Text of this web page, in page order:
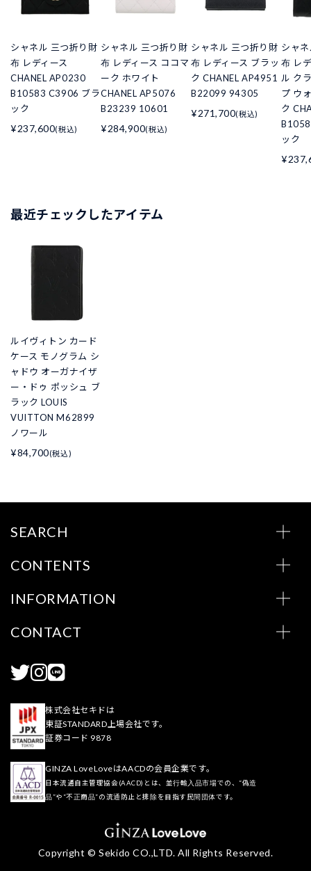
シャネル 三つ折り財
布 レディース
CHANEL AP0230
B10583 C3906 ブラ
ック
¥237,600(税込)
シャネル 三つ折り財
布 レディース ココマ
ーク ホワイト
CHANEL AP5076
B23239 10601
¥284,900(税込)
シャネル 三つ折り財
布 レディース ブラッ
ク CHANEL AP4951
B22099 94305
¥271,700(税込)
シャ
布 レ
ル ク
プ ウ
ク
ック
最近チェックしたアイテム
ルイヴィトン カード
ケース モノグラム シ
ャドウ オーガナイザ
ー・ドゥ ポッシュ ブ
ラック LOUIS
VUITTON M62899
ノワール
¥84,700(税込)
SEARCH
CONTENTS
INFORMATION
CONTACT
株式会社セキドは
東証STANDARD上場会社です。
証券コード 9878
GINZA LoveLoveはAACDの会員企業です。
日本流通自主管理協会(AACD)とは、並行輸入品市場での、“偽造
品”や“不正商品”の流通防止と排除を目指す民間団体です。
Copyright © Sekido CO.,LTD. All Rights Reserved.